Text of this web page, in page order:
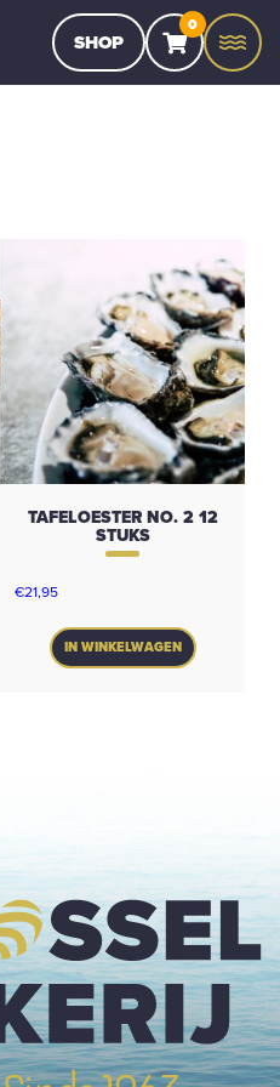
SHOP
0
TAFELOESTER NO. 2 12
STUKS
€21,95
IN WINKELWAGEN